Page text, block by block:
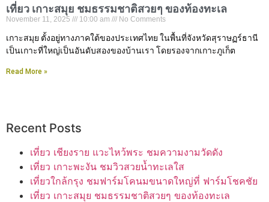
เที่ยว เกาะสมุย ชมธรรมชาติสวยๆ ของท้องทะเล
November 11, 2025 10:00 am No Comments
เกาะสมุย ตั้งอยู่ทางภาคใต้ของประเทศไทย ในพื้นที่จังหวัดสุราษฏร์ธานี
เป็นเกาะที่ใหญ่เป็นอันดับสองของบ้านเรา โดยรองจากเกาะภูเก็ต
Read More »
Recent Posts
เที่ยว เชียงราย แวะไหว้พระ ชมความงามวัดดัง
เที่ยว เกาะพะงัน ชมวิวสวยน้ำทะเลใส
เที่ยวใกล้กรุง ชมฟาร์มโคนมขนาดใหญ่ที่ ฟาร์มโชคชัย
เที่ยว เกาะสมุย ชมธรรมชาติสวยๆ ของท้องทะเล